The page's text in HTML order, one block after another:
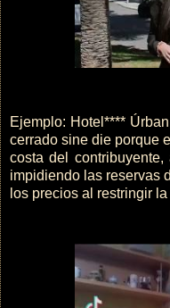
Ejemplo: Hotel****
cerrado sine die porque
costa del
impidiendo las reservas
los precios al restringir la